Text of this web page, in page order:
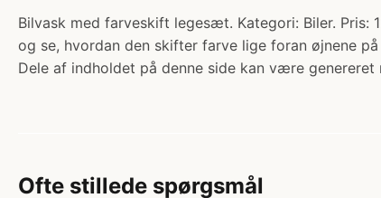
Bilvask med farveskift legesæt. Kategori: Biler. Pris:
og se, hvordan den skifter farve lige foran øjnene
Dele af indholdet på denne side kan være
Ofte stillede spørgsmål